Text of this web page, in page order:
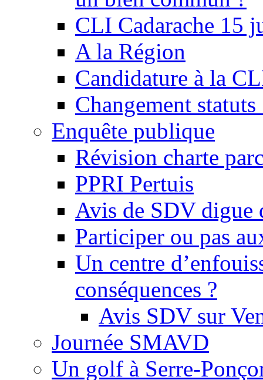
CLI Cadarache 15
A la Région
Candidature à la
Changement
Enquête publique
Révision charte
PPRI Pertuis
Avis de SDV digue
Participer ou pas
Un centre
conséquences ?
Avis SDV sur
Journée SMAVD
Un golf à Serre-